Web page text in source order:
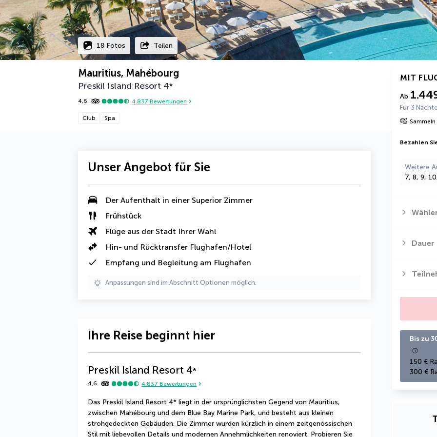
18 Fotos Teilen
Mauritius, Mahébourg
Preskil Island Resort 4*
4,6 4.837 Bewertungen
Club Spa
MIT
Ab
Für 3
Sammeln
Bezahlen
Weitere
7, 8, 9,
Dauer
Bis zu
150 €
300 €
Unser Angebot für Sie
Der Aufenthalt in einer Superior Zimmer
Frühstück
Flüge aus der Stadt Ihrer Wahl
Hin- und Rücktransfer Flughafen/Hotel
Empfang und Begleitung am Flughafen
Anpassungen sind im Abschnitt Optionen möglich.
Ihre Reise beginnt hier
Preskil Island Resort 4*
4,6 4.837 Bewertungen
Das Preskil Island Resort 4* liegt in der ursprünglichsten Gegend von Mauritius,
zwischen Mahébourg und dem Blue Bay Marine Park, und besteht aus kleinen
strohgedeckten Gebäuden. Die Zimmer wurden kürzlich in einem zeitgenössischen
Stil mit liebevollen Details und modernen Annehmlichkeiten renoviert. Probieren Sie